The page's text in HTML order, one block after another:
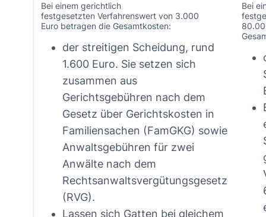
Bei einem gerichtlich
festgesetzten Verfahrenswert von 3.000
Euro betragen die Gesamtkosten:
der streitigen Scheidung, rund
1.600 Euro. Sie setzen sich
zusammen aus
Gerichtsgebühren nach dem
Gesetz über Gerichtskosten in
Familiensachen (FamGKG) sowie
Anwaltsgebühren für zwei
Anwälte nach dem
Rechtsanwaltsvergütungsgesetz
(RVG).
Lassen sich Gatten bei gleichem
Bei